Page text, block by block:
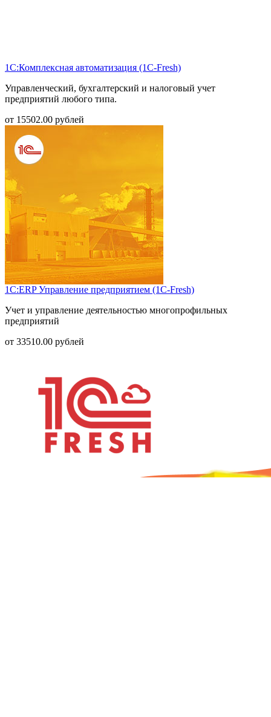
1С:Комплексная автоматизация (1С-Fresh)
Управленческий, бухгалтерский и налоговый учет
предприятий любого типа.
от 15502.00 рублей
1С:ERP Управление предприятием (1С-Fresh)
Учет и управление деятельностью многопрофильных
предприятий
от 33510.00 рублей